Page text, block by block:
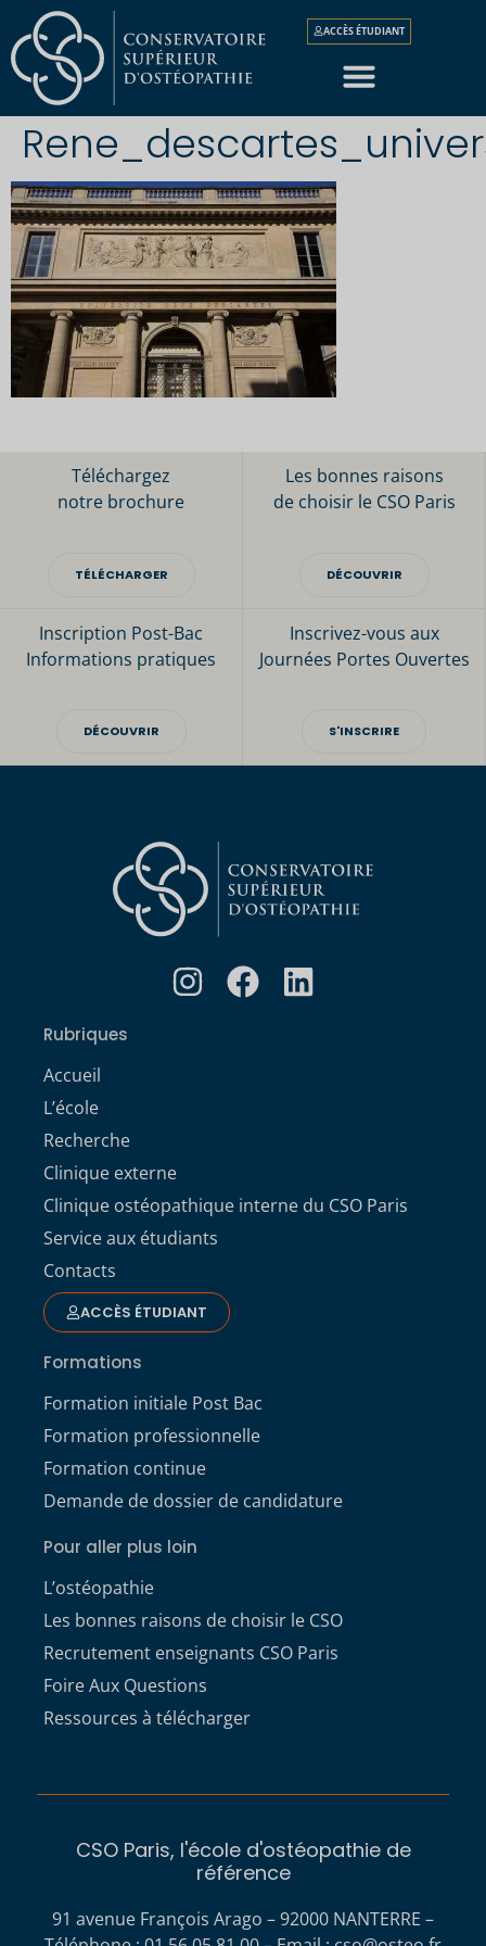
ACCÈS ÉTUDIANT
Téléchargez
notre brochure
TÉLÉCHARGER
Les bonnes raisons
de choisir le CSO Paris
DÉCOUVRIR
Inscription Post-Bac
Informations pratiques
DÉCOUVRIR
Inscrivez-vous aux
Journées Portes Ouvertes
S'INSCRIRE
Rubriques
Accueil
L’école
Recherche
Clinique externe
Clinique ostéopathique interne du CSO Paris
Service aux étudiants
Contacts
ACCÈS ÉTUDIANT
Formations
Formation initiale Post Bac
Formation professionnelle
Formation continue
Demande de dossier de candidature
Pour aller plus loin
L’ostéopathie
Les bonnes raisons de choisir le CSO
Recrutement enseignants CSO Paris
Foire Aux Questions
Ressources à télécharger
CSO Paris, l'école d'ostéopathie de
référence
91 avenue François Arago – 92000 NANTERRE –